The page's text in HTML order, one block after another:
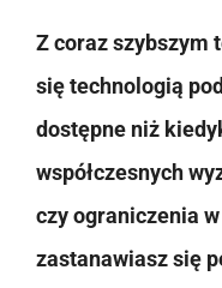
Z coraz szybszym
się technologią
dostępne niż
współczesnych
czy ograniczenia
zastanawiasz się